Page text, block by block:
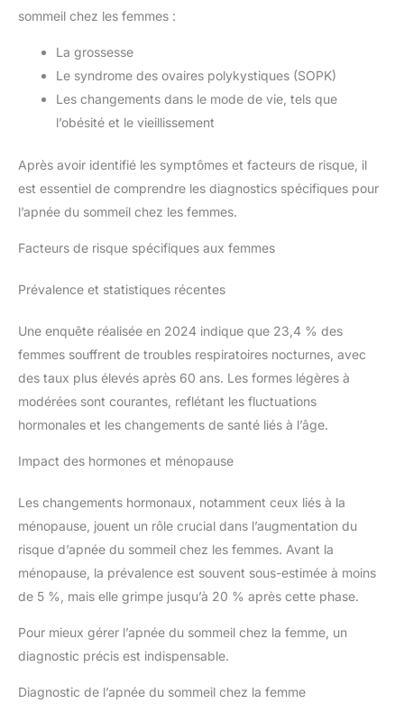
sommeil chez les femmes :
La grossesse
Le syndrome des ovaires polykystiques (SOPK)
Les changements dans le mode de vie, tels que
l’obésité et le vieillissement
Après avoir identifié les symptômes et facteurs de risque, il
est essentiel de comprendre les diagnostics spécifiques pour
l’apnée du sommeil chez les femmes.
Facteurs de risque spécifiques aux femmes
Prévalence et statistiques récentes
Une enquête réalisée en 2024 indique que 23,4 % des
femmes souffrent de troubles respiratoires nocturnes, avec
des taux plus élevés après 60 ans. Les formes légères à
modérées sont courantes, reflétant les fluctuations
hormonales et les changements de santé liés à l’âge.
Impact des hormones et ménopause
Les changements hormonaux, notamment ceux liés à la
ménopause, jouent un rôle crucial dans l’augmentation du
risque d’apnée du sommeil chez les femmes. Avant la
ménopause, la prévalence est souvent sous-estimée à moins
de 5 %, mais elle grimpe jusqu’à 20 % après cette phase.
Pour mieux gérer l’apnée du sommeil chez la femme, un
diagnostic précis est indispensable.
Diagnostic de l’apnée du sommeil chez la femme